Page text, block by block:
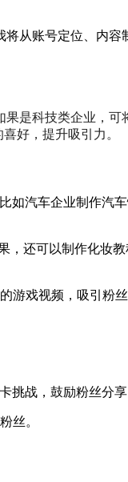
从账号定位、内容
是科技类企业，可
好，提升吸引力。
如汽车企业制作汽
，还可以制作化妆
游戏视频，吸引粉丝
挑战，鼓励粉丝分
丝。